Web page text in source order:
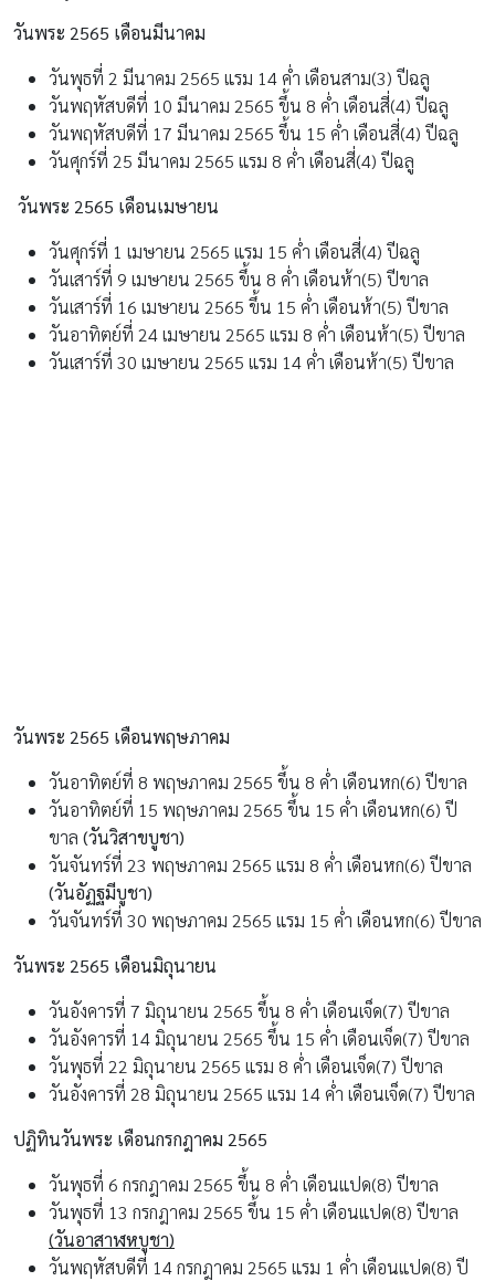
วันพระ 2565 เดือนมีนาคม
วันพุธที่ 2 มีนาคม 2565 แรม 14 ค่ำ เดือนสาม(3) ปีฉลู
วันพฤหัสบดีที่ 10 มีนาคม 2565 ขึ้น 8 ค่ำ เดือนสี่(4) ปีฉลู
วันพฤหัสบดีที่ 17 มีนาคม 2565 ขึ้น 15 ค่ำ เดือนสี่(4) ปีฉลู
วันศุกร์ที่ 25 มีนาคม 2565 แรม 8 ค่ำ เดือนสี่(4) ปีฉลู
วันพระ 2565 เดือนเมษายน
วันศุกร์ที่ 1 เมษายน 2565 แรม 15 ค่ำ เดือนสี่(4) ปีฉลู
วันเสาร์ที่ 9 เมษายน 2565 ขึ้น 8 ค่ำ เดือนห้า(5) ปีขาล
วันเสาร์ที่ 16 เมษายน 2565 ขึ้น 15 ค่ำ เดือนห้า(5) ปีขาล
วันอาทิตย์ที่ 24 เมษายน 2565 แรม 8 ค่ำ เดือนห้า(5) ปีขาล
วันเสาร์ที่ 30 เมษายน 2565 แรม 14 ค่ำ เดือนห้า(5) ปีขาล
วันพระ 2565 เดือนพฤษภาคม
วันอาทิตย์ที่ 8 พฤษภาคม 2565 ขึ้น 8 ค่ำ เดือนหก(6) ปีขาล
วันอาทิตย์ที่ 15 พฤษภาคม 2565 ขึ้น 15 ค่ำ เดือนหก(6) ปี
ขาล (วันวิสาขบูชา)
วันจันทร์ที่ 23 พฤษภาคม 2565 แรม 8 ค่ำ เดือนหก(6) ปีขาล
(วันอัฏฐมีบูชา)
วันจันทร์ที่ 30 พฤษภาคม 2565 แรม 15 ค่ำ เดือนหก(6) ปีขาล
วันพระ 2565 เดือนมิถุนายน
วันอังคารที่ 7 มิถุนายน 2565 ขึ้น 8 ค่ำ เดือนเจ็ด(7) ปีขาล
วันอังคารที่ 14 มิถุนายน 2565 ขึ้น 15 ค่ำ เดือนเจ็ด(7) ปีขาล
วันพุธที่ 22 มิถุนายน 2565 แรม 8 ค่ำ เดือนเจ็ด(7) ปีขาล
วันอังคารที่ 28 มิถุนายน 2565 แรม 14 ค่ำ เดือนเจ็ด(7) ปีขาล
ปฏิทินวันพระ เดือนกรกฎาคม 2565
วันพุธที่ 6 กรกฎาคม 2565 ขึ้น 8 ค่ำ เดือนแปด(8) ปีขาล
วันพุธที่ 13 กรกฎาคม 2565 ขึ้น 15 ค่ำ เดือนแปด(8) ปีขาล
(วันอาสาฬหบูชา)
วันพฤหัสบดีที่ 14 กรกฎาคม 2565 แรม 1 ค่ำ เดือนแปด(8) ปี